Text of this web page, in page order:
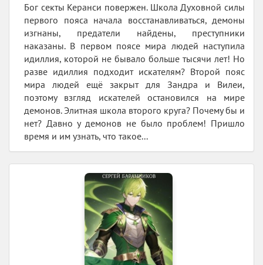
Бог секты Керанси повержен. Школа Духовной силы
первого пояса начала восстанавливаться, демоны
изгнаны, предатели найдены, преступники
наказаны. В первом поясе мира людей наступила
идиллия, которой не бывало больше тысячи лет! Но
разве идиллия подходит искателям? Второй пояс
мира людей ещё закрыт для Зандра и Вилеи,
поэтому взгляд искателей остановился на мире
демонов. Элитная школа второго круга? Почему бы и
нет? Давно у демонов не было проблем! Пришло
время и им узнать, что такое...